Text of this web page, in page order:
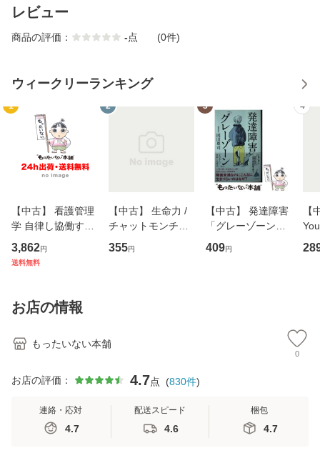
レビュー
商品の評価： -点 (0件)
ウィークリーランキング
1
【中古】 看護管理
学 自律し協働する
専門職の看護マネ
ジメントスキル 改
恵 藤本幸三 / 南江
堂 [単行
3,862円
送料無料
2
【中古】 生命力 /
チャットモンチー /
キューンレコード
[CD]【メール便送
355円
3
【中古】 発達障害
「グレーゾーン」
その正しい理解と
克服法 (SB新書 57
409円
4
【
のが
お店の情報
もったいない本舗
0
お店の評価： 4.7点 (830件)
連絡・応対
4.7
配送スピード
4.6
梱包
4.7